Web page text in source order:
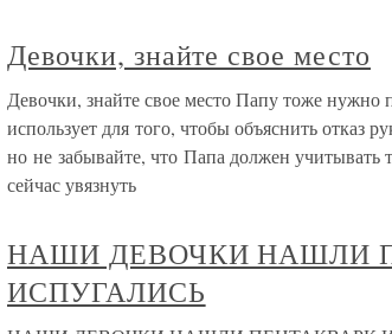
Девочки, знайте свое место
Девочки, знайте свое место Папу тоже нужно
использует для того, чтобы объяснить отказ
но не забывайте, что Папа должен
сейчас увязнуть
НАШИ ДЕВОЧКИ НАШЛИ
ИСПУГАЛИСЬ